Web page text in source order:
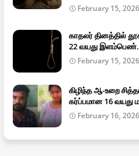
February 15, 2026
காதலர் தினத்தில்
22 வயது இளம்பெண்.
February 15, 2026
கிழிந்த ஆ-உறை
கர்ப்பமான 16 வயது
February 16, 2026